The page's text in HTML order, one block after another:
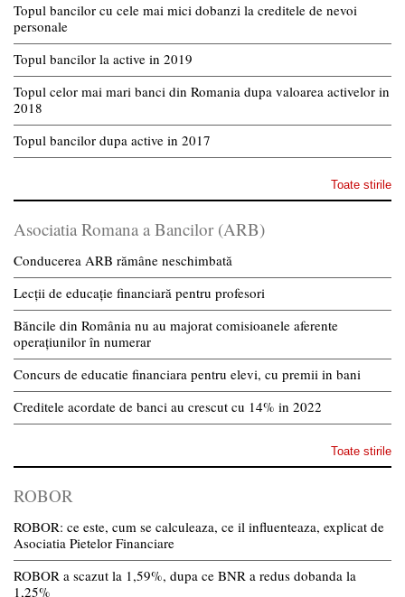
Topul bancilor cu cele mai mici dobanzi la creditele de nevoi
personale
Topul bancilor la active in 2019
Topul celor mai mari banci din Romania dupa valoarea activelor in
2018
Topul bancilor dupa active in 2017
Toate stirile
Asociatia Romana a Bancilor (ARB)
Conducerea ARB rămâne neschimbată
Lecții de educație financiară pentru profesori
Băncile din România nu au majorat comisioanele aferente
operațiunilor în numerar
Concurs de educatie financiara pentru elevi, cu premii in bani
Creditele acordate de banci au crescut cu 14% in 2022
Toate stirile
ROBOR
ROBOR: ce este, cum se calculeaza, ce il influenteaza, explicat de
Asociatia Pietelor Financiare
ROBOR a scazut la 1,59%, dupa ce BNR a redus dobanda la
1,25%